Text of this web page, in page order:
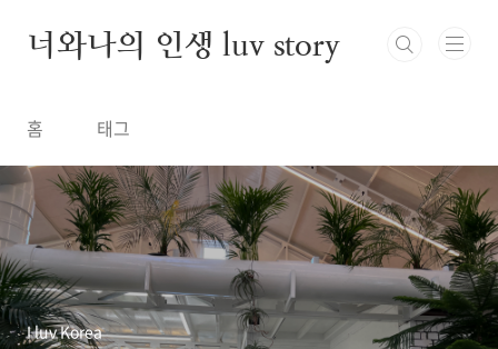
너와나의 인생 luv story
홈 태그
I luv Korea